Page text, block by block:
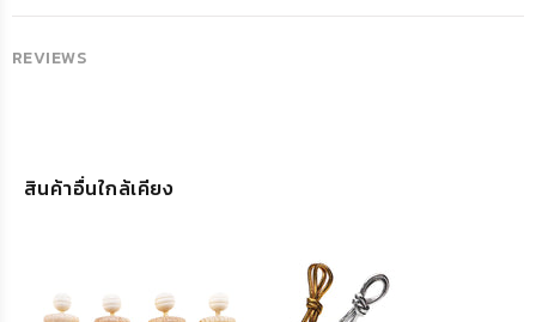
REVIEWS
สินค้าอื่นใกล้เคียง